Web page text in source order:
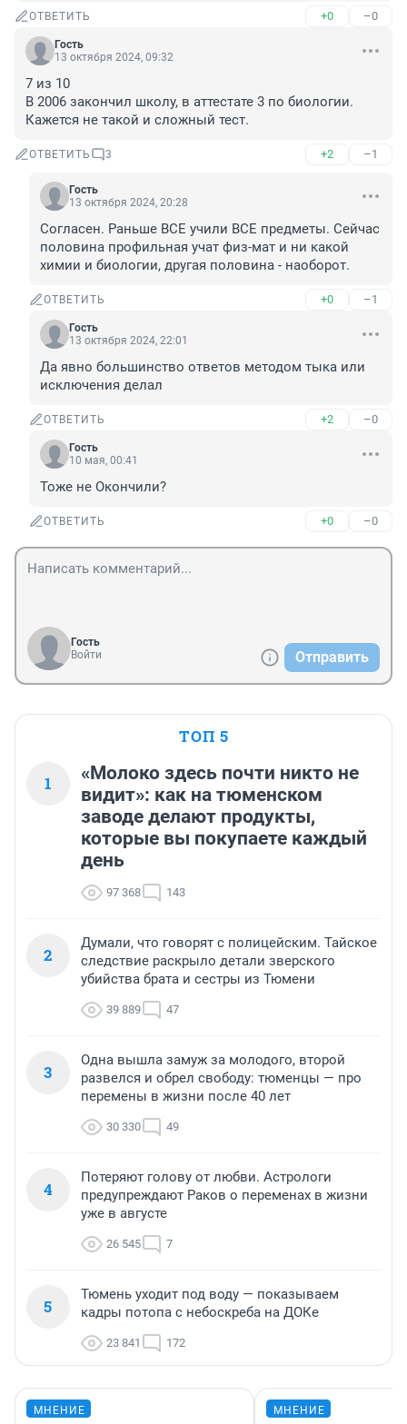
ОТВЕТИТЬ +0 –0
Гость
13 октября 2024, 09:32
7 из 10
В 2006 закончил школу, в аттестате 3 по биологии.
Кажется не такой и сложный тест.
ОТВЕТИТЬ 3 +2 –1
Гость
13 октября 2024, 20:28
Согласен. Раньше ВСЕ учили ВСЕ предметы. Сейчас
половина профильная учат физ-мат и ни какой
химии и биологии, другая половина - наоборот.
ОТВЕТИТЬ +0 –1
Гость
13 октября 2024, 22:01
Да явно большинство ответов методом тыка или
исключения делал
ОТВЕТИТЬ +2 –0
Гость
10 мая, 00:41
Тоже не Окончили?
ОТВЕТИТЬ +0 –0
Гость
Войти
Отправить
ТОП 5
1
«Молоко здесь почти никто не
видит»: как на тюменском
заводе делают продукты,
которые вы покупаете каждый
день
97 368 143
2
Думали, что говорят с полицейским. Тайское
следствие раскрыло детали зверского
убийства брата и сестры из Тюмени
39 889 47
3
Одна вышла замуж за молодого, второй
развелся и обрел свободу: тюменцы — про
перемены в жизни после 40 лет
30 330 49
4
Потеряют голову от любви. Астрологи
предупреждают Раков о переменах в жизни
уже в августе
26 545 7
5
Тюмень уходит под воду — показываем
кадры потопа с небоскреба на ДОКе
23 841 172
МНЕНИЕ МНЕНИЕ